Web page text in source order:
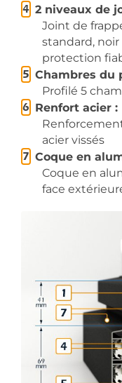
2 niveaux de
Joint de
standard,
protection
Chambres du
Profilé 5
Renfort acier :
acier vissés
Coque en
Coque en
face